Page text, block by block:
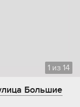
1 из 14
Большие